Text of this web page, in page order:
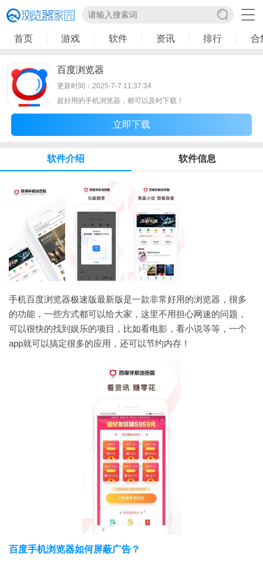
首页 游戏 软件 资讯 排行 合
百度浏览器
更新时间：2025-7-7 11:37:34
超好用的手机浏览器，都可以及时下载！
立即下载
软件介绍 软件信息
手机百度浏览器极速版最新版是一款非常好用的浏览器，很多
的功能，一些方式都可以给大家，这里不用担心网速的问题，
可以很快的找到娱乐的项目，比如看电影，看小说等等，一个
app就可以搞定很多的应用，还可以节约内存！
百度手机浏览器如何屏蔽广告？